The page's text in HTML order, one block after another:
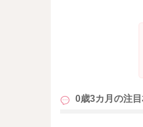
もし今後、明
ったことがあ
0歳3カ月の注